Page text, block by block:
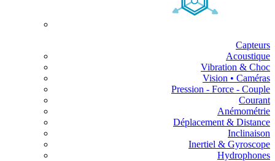
Capteurs
Acoustique
Vibration & Choc
Vision • Caméras
Pression - Force - Couple
Courant
Anémométrie
Déplacement & Distance
Inclinaison
Inertiel & Gyroscope
Hydrophones